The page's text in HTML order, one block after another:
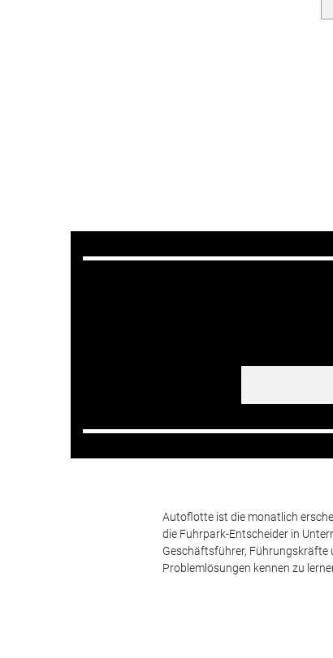
Autoflotte ist die monatlich
die Fuhrpark-Entscheider in
Geschäftsführer, Führungskräfte
Problemlösungen kennen zu